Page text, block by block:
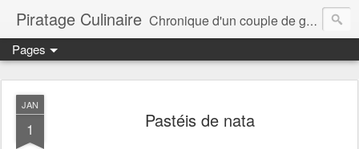
Piratage Culinaire Chronique d'un couple de gourmands
Pages
JAN
1 Pastéis de nata